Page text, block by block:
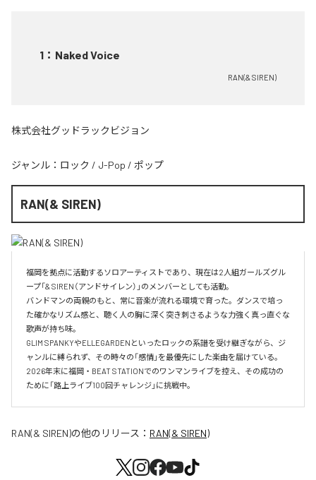
1 ： Naked Voice
RAN(& SIREN)
株式会社グッドラックビジョン
ジャンル： ロック / J-Pop / ポップ
RAN(& SIREN)
福岡を拠点に活動するソロアーティストであり、現在は2人組ガールズグル
ープ「& SIREN（アンドサイレン）」のメンバーとしても活動。
バンドマンの両親のもと、常に音楽が流れる環境で育った。ダンスで培っ
た確かなリズム感と、聴く人の胸に深く突き刺さるような力強く真っ直ぐな
歌声が持ち味。
GLIM SPANKYやELLEGARDENといったロックの系譜を受け継ぎながら、ジ
ャンルに縛られず、その時々の「感情」を最優先にした楽曲を届けている。
2026年末に福岡・BEAT STATIONでのワンマンライブを控え、その成功の
ために「路上ライブ100回チャレンジ」に挑戦中。
RAN(& SIREN)の他のリリース： RAN(& SIREN)